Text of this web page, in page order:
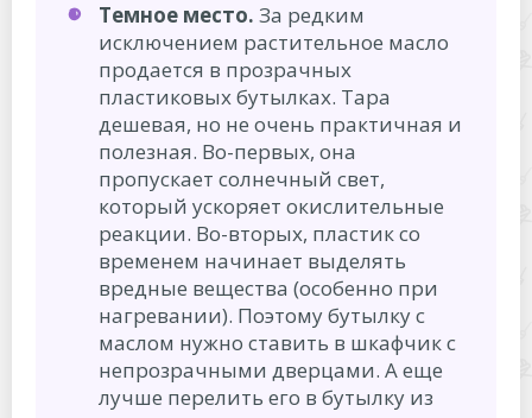
Темное место. За редким
исключением растительное масло
продается в прозрачных
пластиковых бутылках. Тара
дешевая, но не очень практичная и
полезная. Во-первых, она
пропускает солнечный свет,
который ускоряет окислительные
реакции. Во-вторых, пластик со
временем начинает выделять
вредные вещества (особенно при
нагревании). Поэтому бутылку с
маслом нужно ставить в шкафчик с
непрозрачными дверцами. А еще
лучше перелить его в бутылку из